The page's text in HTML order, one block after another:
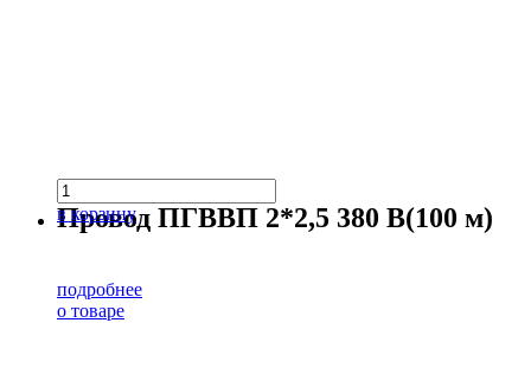
в корзину
Провод ПГВВП 2*2,5 380 В(100 м)
подробнее
о товаре